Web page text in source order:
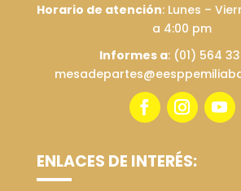
Horario de atención: Lunes –
a 4:00 pm
Informes a: (01) 564
ENLACES DE INTERÉS: